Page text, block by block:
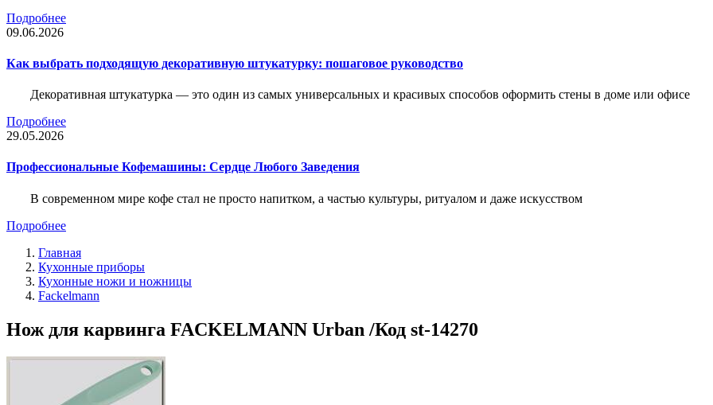
Подробнее
09.06.2026
Как выбрать подходящую декоративную штукатурку: пошаговое руководство
Декоративная штукатурка — это один из самых универсальных и красивых способов оформить стены в доме или офисе
Подробнее
29.05.2026
Профессиональные Кофемашины: Сердце Любого Заведения
В современном мире кофе стал не просто напитком, а частью культуры, ритуалом и даже искусством
Подробнее
Главная
Кухонные приборы
Кухонные ножи и ножницы
Fackelmann
Нож для карвинга FACKELMANN Urban /Код st-14270